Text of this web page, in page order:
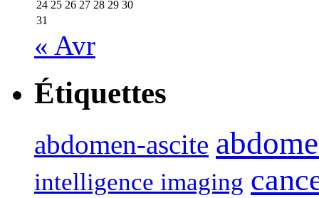
24 25 26 27 28 29 30
31
« Avr
Étiquettes
abdomen-ascite
intelligence imaging